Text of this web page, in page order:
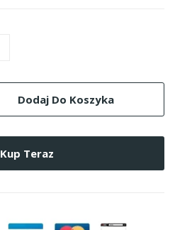
Dodaj Do Koszyka
Kup Teraz